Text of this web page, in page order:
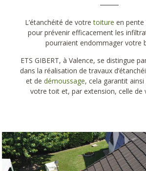
L’étanchéité de votretoiture en
pour prévenir efficacement les
pourraient endommager votre
ETS GIBERT, à Valence, se distingue
dans la réalisation de travaux
et de démoussage, cela garantit
votre toit et, par extension, celle de